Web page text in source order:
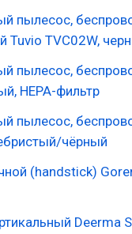
пылесос,
Tuvio TVC02W,
пылесос,
HEPA-фильтр
пылесос,
чёрный
(handstick)
Deerma